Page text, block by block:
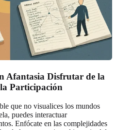
Afantasia Disfrutar de la
Participación
que no visualices los mundos
puedes interactuar
Enfócate en las complejidades